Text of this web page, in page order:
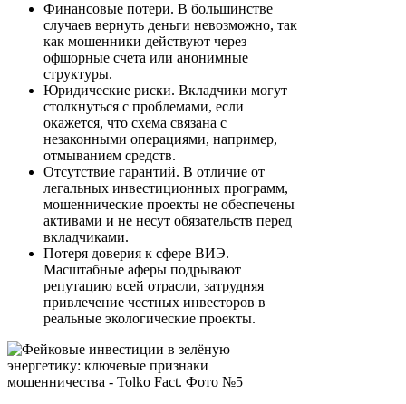
Финансовые потери. В большинстве
случаев вернуть деньги невозможно, так
как мошенники действуют через
офшорные счета или анонимные
структуры.
Юридические риски. Вкладчики могут
столкнуться с проблемами, если
окажется, что схема связана с
незаконными операциями, например,
отмыванием средств.
Отсутствие гарантий. В отличие от
легальных инвестиционных программ,
мошеннические проекты не обеспечены
активами и не несут обязательств перед
вкладчиками.
Потеря доверия к сфере ВИЭ.
Масштабные аферы подрывают
репутацию всей отрасли, затрудняя
привлечение честных инвесторов в
реальные экологические проекты.